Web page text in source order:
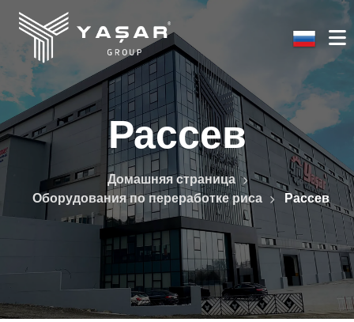
Рассев
Домашняя страница
Оборудования по переработке риса
Рассев